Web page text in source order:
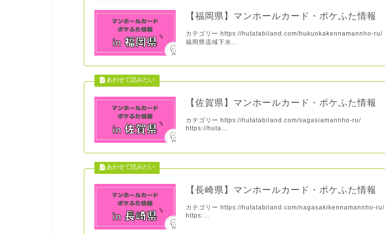
【福岡県】マンホールカード・ポケふた情報
カテゴリー https://hutatabiland.com/hukuokakennamannho-ru/
福岡県流域下水...
【佐賀県】マンホールカード・ポケふた情報
カテゴリー https://hutatabiland.com/sagasiamannho-ru/
https://huta...
【長崎県】マンホールカード・ポケふた情報
カテゴリー https://hutatabiland.com/nagasakikennamannho-ru/
https:...